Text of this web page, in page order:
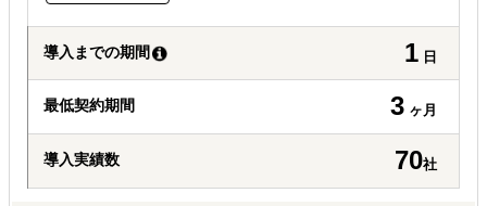
導入までの期間 1 日
最低契約期間 3 ヶ月
導入実績数 70社